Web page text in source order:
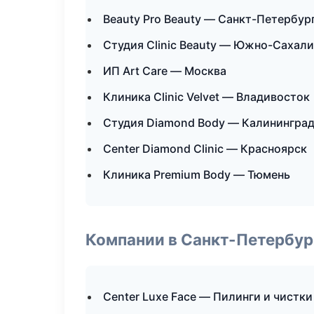
Beauty Pro Beauty — Санкт-
Студия Clinic Beauty — Южно-
ИП Art Care — Москва
Клиника Clinic Velvet — Владивосток
Студия Diamond Body — Калининград
Center Diamond Clinic — Красноярск
Клиника Premium Body — Тюмень
Компании в Санкт-
Center Luxe Face — Пилинги и чистки